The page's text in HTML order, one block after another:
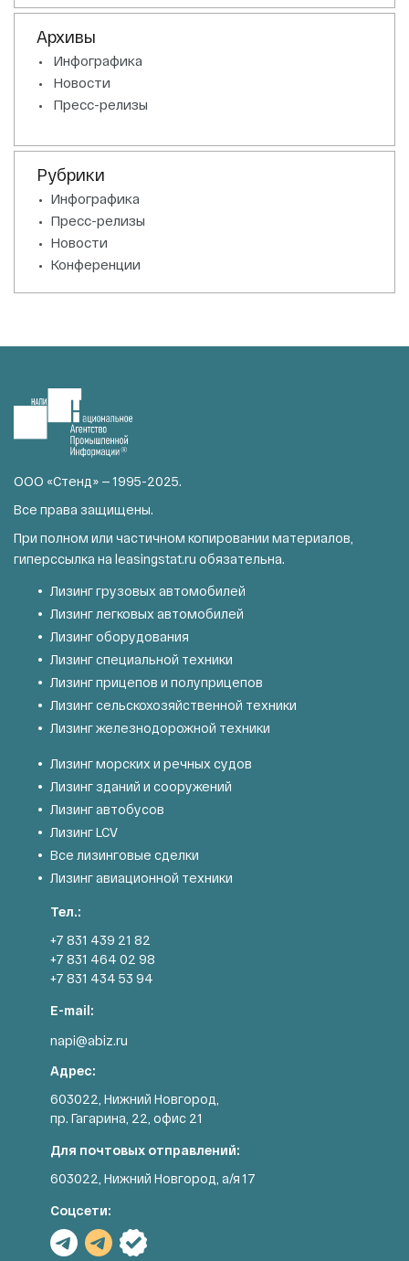
Архивы
Инфографика
Новости
Пресс-релизы
Рубрики
Инфографика
Пресс-релизы
Новости
Конференции
ООО «Стенд» — 1995-2025.
Все права защищены.
При полном или частичном копировании материалов,
гиперссылка на leasingstat.ru обязательна.
Лизинг грузовых автомобилей
Лизинг легковых автомобилей
Лизинг оборудования
Лизинг специальной техники
Лизинг прицепов и полуприцепов
Лизинг сельскохозяйственной техники
Лизинг железнодорожной техники
Лизинг морских и речных судов
Лизинг зданий и сооружений
Лизинг автобусов
Лизинг LCV
Все лизинговые сделки
Лизинг авиационной техники
Тел.:
+7 831 439 21 82
+7 831 464 02 98
+7 831 434 53 94
E-mail:
napi@abiz.ru
Адрес:
603022, Нижний Новгород,
пр. Гагарина, 22, офис 21
Для почтовых отправлений:
603022, Нижний Новгород, а/я 17
Соцсети: